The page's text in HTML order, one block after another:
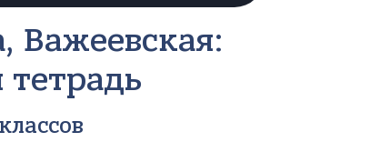
Важеевская:
тетрадь